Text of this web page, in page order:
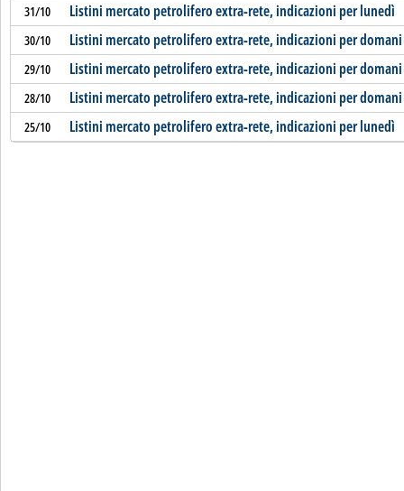
31/10 Listini mercato petrolifero extra-rete, indicazioni per lunedì
30/10 Listini mercato petrolifero extra-rete, indicazioni per domani
29/10 Listini mercato petrolifero extra-rete, indicazioni per domani
28/10 Listini mercato petrolifero extra-rete, indicazioni per domani
25/10 Listini mercato petrolifero extra-rete, indicazioni per lunedì